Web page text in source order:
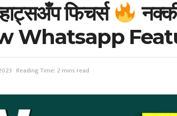
फिचर्स
Whatsapp
Reading Time: 2 mins read